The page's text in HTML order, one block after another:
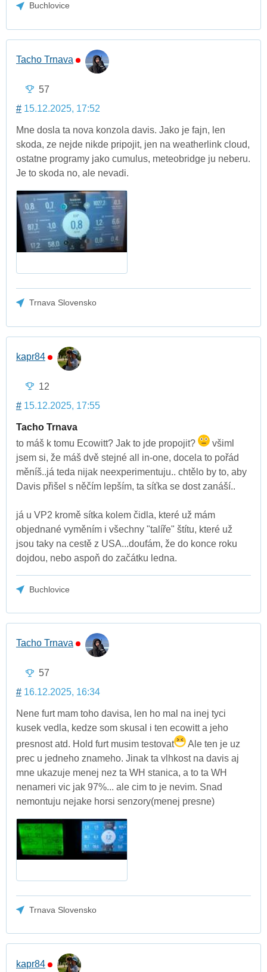
Buchlovice
Tacho Trnava
57
# 15.12.2025, 17:52
Mne dosla ta nova konzola davis. Jako je fajn, len
skoda, ze nejde nikde pripojit, jen na weatherlink cloud,
ostatne programy jako cumulus, meteobridge ju neberu.
Je to skoda no, ale nevadi.
Trnava Slovensko
kapr84
12
# 15.12.2025, 17:55
Tacho Trnava
to máš k tomu Ecowitt? Jak to jde propojit?
všiml
jsem si, že máš dvě stejné all in-one, docela to pořád
měníš..já teda nijak neexperimentuju.. chtělo by to, aby
Davis přišel s něčím lepším, ta síťka se dost zanáší..
já u VP2 kromě sítka kolem čidla, které už mám
objednané vyměním i všechny "talíře" štítu, které už
jsou taky na cestě z USA...doufám, že do konce roku
dojdou, nebo aspoň do začátku ledna.
Buchlovice
Tacho Trnava
57
# 16.12.2025, 16:34
Nene furt mam toho davisa, len ho mal na inej tyci
kusek vedla, kedze som skusal i ten ecowitt a jeho
presnost atd. Hold furt musim testovat
Ale ten je uz
prec u jedneho znameho. Jinak ta vlhkost na davis aj
mne ukazuje menej nez ta WH stanica, a to ta WH
nenameri vic jak 97%... ale cim to je nevim. Snad
nemontuju nejake horsi senzory(menej presne)
Trnava Slovensko
kapr84